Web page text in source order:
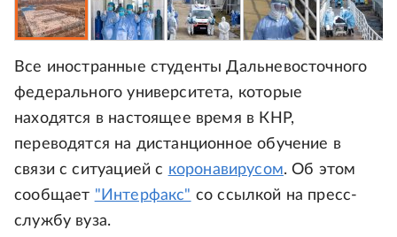
Все иностранные студенты Дальневосточного
федерального университета, которые
находятся в настоящее время в КНР,
переводятся на дистанционное обучение в
связи с ситуацией с коронавирусом. Об этом
сообщает "Интерфакс" со ссылкой на пресс-
службу вуза.